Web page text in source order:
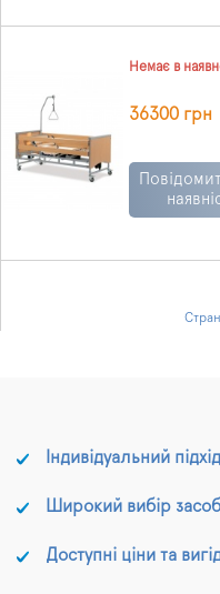
Немає в
36300 грн
Індивідуальний
Широкий вибір
Доступні ціни та